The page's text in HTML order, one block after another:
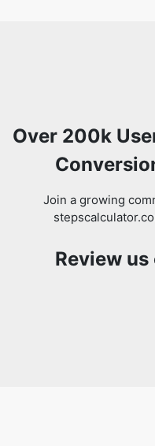
Over 200k
Join a growing
Review us